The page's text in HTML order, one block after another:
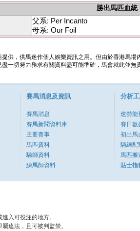
勝出馬匹血統
父系: Per Incanto
母系: Our Foil
供，供馬迷作個人娛樂資訊之用。但由於香港馬
一切努力務求有關資料盡可能準確，馬會就此並
賽馬消息及資訊
賽馬消息
賽馬新聞資料庫
主要賽事
馬匹資料
騎師資料
練馬師資料
分析
速勢能
賽日數
初出馬
騎練配
馬匹搬
貼士指
入可投注的地方。
違法，且可被判監禁。